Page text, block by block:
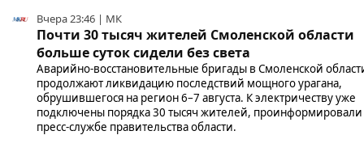
Вчера 23:46 | МК
Почти 30 тысяч жителей Смоленской области
больше суток сидели без света
Аварийно-восстановительные бригады в Смоленской
продолжают ликвидацию последствий мощного урагана,
обрушившегося на регион 6–7 августа. К электричеству уже
подключены порядка 30 тысяч жителей, проинформировали
пресс-службе правительства области.